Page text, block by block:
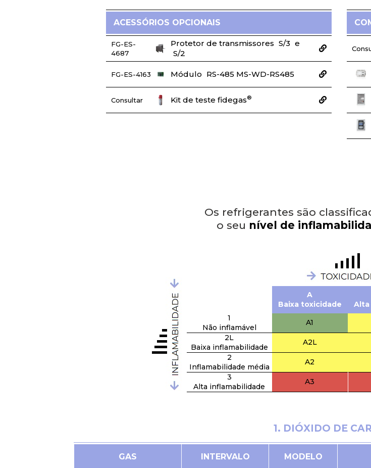
ACESSÓRIOS OPCIONAIS
FG-ES-
4687
Protetor de transmissores S/3 e
S/2
FG-ES-4163 Módulo RS-485 MS-WD-RS485
Consultar Kit de teste fidegas®
Os refrigerantes são
o seu nível de
A
Baixa toxicidade
Alta
1
Não inflamável
A1
2L
Baixa inflamabilidade
A2L
2
Inflamabilidade média
A2
3
Alta inflamabilidade
A3
1. DIÓXIDO DE
GAS INTERVALO MODELO